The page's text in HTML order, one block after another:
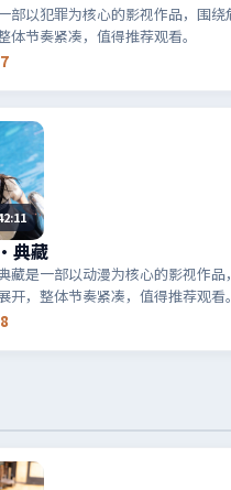
部以犯罪为核心的影视作品，围
体节奏紧凑，值得推荐观看。
典藏
藏是一部以动漫为核心的影视作品
开，整体节奏紧凑，值得推荐观看。